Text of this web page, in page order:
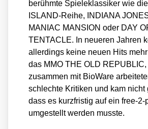
berühm­te Spie­le­klas­si­ker wie
ISLAND-Rei­he, INDIANA
MANIAC MANSION oder DAY
TENTACLE. In neue­ren Jah­ren
aller­dings kei­ne neu­en Hits
das MMO THE OLD
zusam­men mit Bio­Wa­re
schlech­te Kri­ti­ken und kam nicht
dass es kurz­fris­tig auf ein free-2-
umge­stellt wer­den muss­te.